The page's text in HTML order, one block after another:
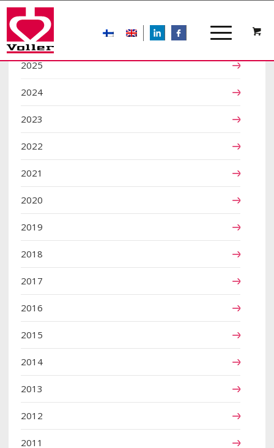
LIn
2025
2024
2023
2022
2021
2020
2019
2018
2017
2016
2015
2014
2013
2012
2011